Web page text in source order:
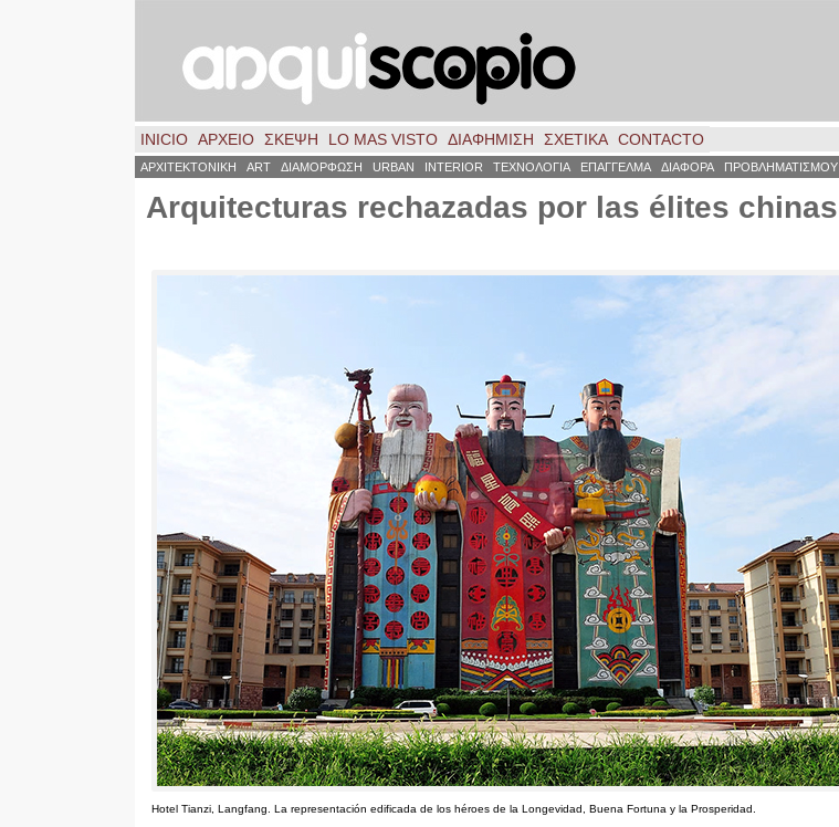
INICIO ΑΡΧΕΙΟ ΣΚΈΨΗ LO MAS VISTO ΔΙΑΦΗΜΙΣΗ ΣΧΕΤΙΚΑ CONTACTO
ΑΡΧΙΤΕΚΤΟΝΙΚΗ ART ΔΙΑΜΟΡΦΩΣΗ URBAN INTERIOR ΤΕΧΝΟΛΟΓΙΑ ΕΠΑΓΓΕΛΜΑ ΔΙΑΦΟΡΑ ΠΡΟΒΛΗΜΑΤΙΣΜΟΥ
Arquitecturas rechazadas por las élites chinas
Hotel Tianzi Langfang La representación edificada de los héroes de la Longevidad Buena Fortuna y la Prosperidad